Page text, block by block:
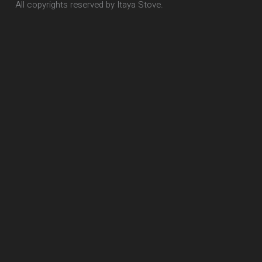
All copyrights reserved by Itaya Stove.